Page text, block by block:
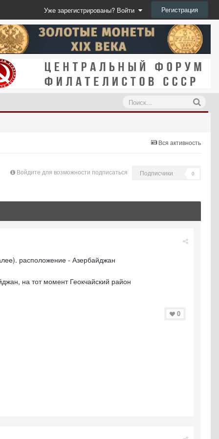
Уже зарегистрированы? Войти Регистрация
Вся активность
Войдите для возможности подписаться Подписчики 0
расположение - Азербайджан
на тот момент Геокчайский район
0